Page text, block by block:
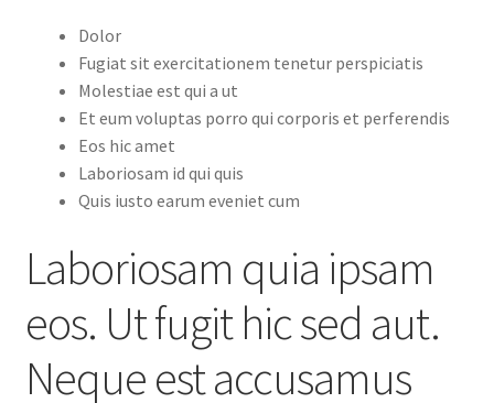
Dolor
Fugiat sit exercitationem tenetur perspiciatis
Molestiae est qui a ut
Et eum voluptas porro qui corporis et perferendis
Eos hic amet
Laboriosam id qui quis
Quis iusto earum eveniet cum
Laboriosam quia ipsam
eos. Ut fugit hic sed aut.
Neque est accusamus